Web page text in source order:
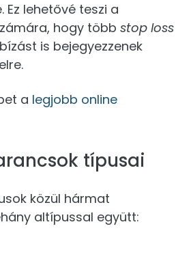
Ez lehetővé teszi a
hogy több stop loss
is bejegyezzenek
a legjobb online
típusai
közül hármat
altípussal együtt: